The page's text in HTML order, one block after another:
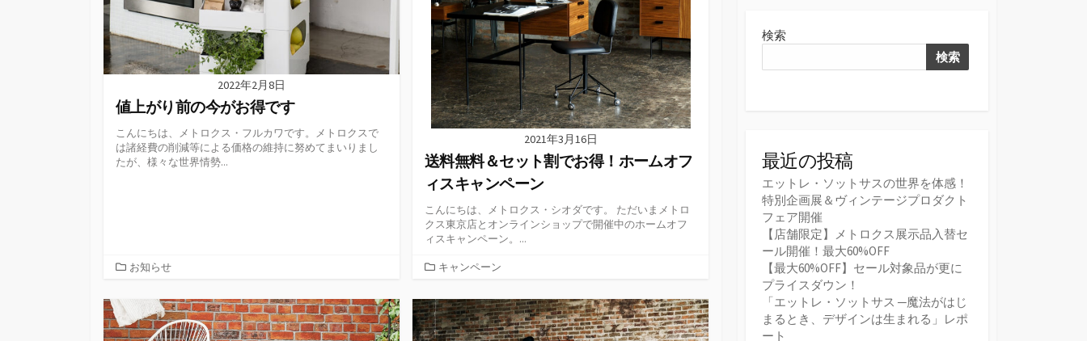
2022年2月8日
値上がり前の今がお得です
こんにちは、メトロクス・フルカワです。メトロクスで
は諸経費の削減等による価格の維持に努めてまいりまし
たが、様々な世界情勢...
カ
ゴ
リ
ー
お知らせ
2021年3月16日
送料無料＆セット割でお得！ホームオフ
ィスキャンペーン
こんにちは、メトロクス・シオダです。 ただいまメトロ
クス東京店とオンラインショップで開催中のホームオフ
ィスキャンペーン。...
カ
ゴ
リ
ー
キャンペーン
検索
検索
最近の投稿
エットレ・ソットサスの世界を体感！
特別企画展＆ヴィンテージプロダクト
フェア開催
【店舗限定】メトロクス展示品入替セ
ール開催！最大60%OFF
【最大60%OFF】セール対象品が更に
プライスダウン！
「エットレ・ソットサス ─魔法がはじ
まるとき、デザインは生まれる」レポ
ート